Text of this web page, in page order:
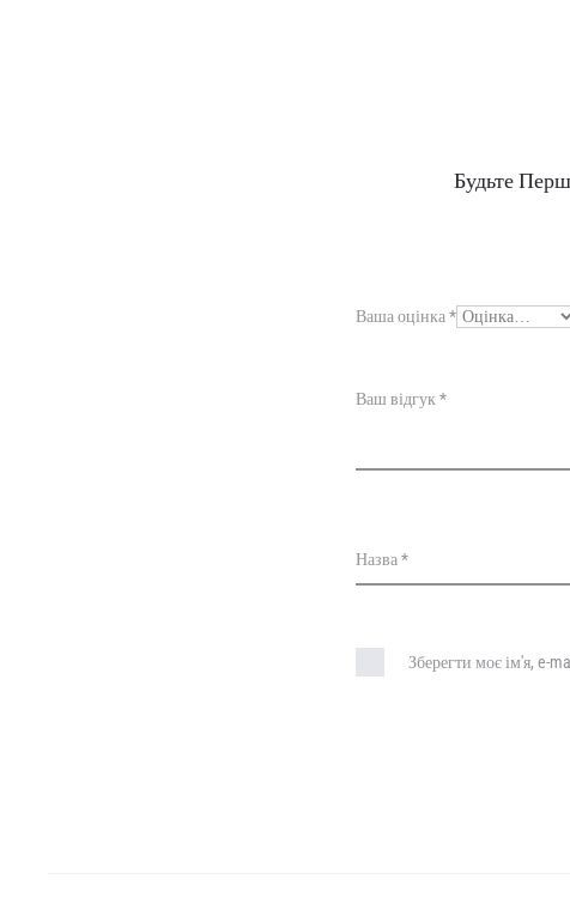
г
к
Будьте
Ваша оцінка*
Ваш відгук *
Назва*
Зберегти моє ім'я, e-